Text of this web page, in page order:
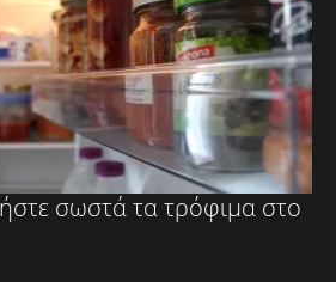
σωστά τα τρόφιμα στο